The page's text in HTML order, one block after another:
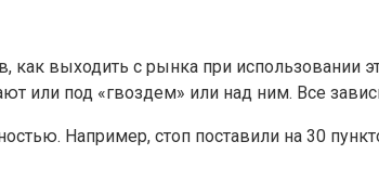
как выходить с рынка при
или под «гвоздем» или над ним. Все
Например, стоп поставили на 30